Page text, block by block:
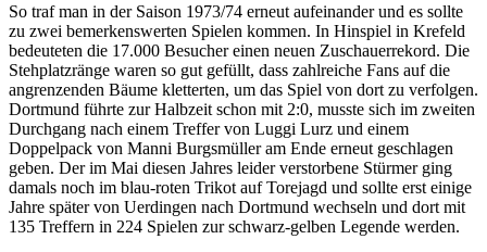
So traf man in der Saison 1973/74 erneut aufeinander und es sollte
zu zwei bemerkenswerten Spielen kommen. In Hinspiel in Krefeld
bedeuteten die 17.000 Besucher einen neuen Zuschauerrekord. Die
Stehplatzränge waren so gut gefüllt, dass zahlreiche Fans auf die
angrenzenden Bäume kletterten, um das Spiel von dort zu verfolgen.
Dortmund führte zur Halbzeit schon mit 2:0, musste sich im zweiten
Durchgang nach einem Treffer von Luggi Lurz und einem
Doppelpack von Manni Burgsmüller am Ende erneut geschlagen
geben. Der im Mai diesen Jahres leider verstorbene Stürmer ging
damals noch im blau-roten Trikot auf Torejagd und sollte erst einige
Jahre später von Uerdingen nach Dortmund wechseln und dort mit
135 Treffern in 224 Spielen zur schwarz-gelben Legende werden.